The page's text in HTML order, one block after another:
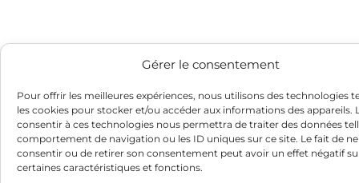
Gérer le consentement
Pour offrir les meilleures expériences, nous utilisons des technologies
les cookies pour stocker et/ou accéder aux informations des appareils.
consentir à ces technologies nous permettra de traiter des données
comportement de navigation ou les ID uniques sur ce site. Le fait de
consentir ou de retirer son consentement peut avoir un effet négatif
certaines caractéristiques et fonctions.